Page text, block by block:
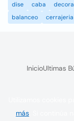
dise caba
balanceo
cerrajeria
InicioUltimas
más . Si continúa